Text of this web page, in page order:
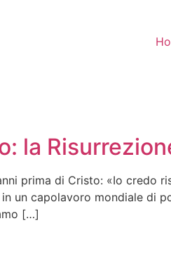
la
prima di Cristo: «Io
un capolavoro mondiale di
[…]